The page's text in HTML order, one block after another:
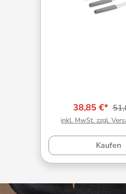
38,85 €*
inkl. MwSt. zzgl.
Kaufen